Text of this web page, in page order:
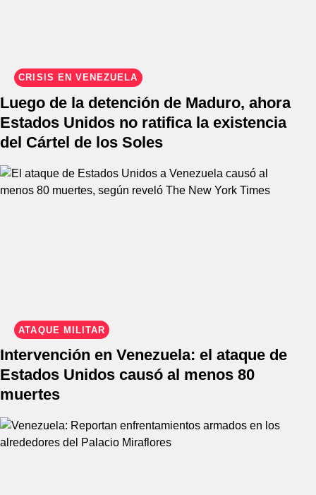
CRISIS EN VENEZUELA
Luego de la detención de Maduro, ahora
Estados Unidos no ratifica la existencia
del Cártel de los Soles
ATAQUE MILITAR
Intervención en Venezuela: el ataque de
Estados Unidos causó al menos 80
muertes